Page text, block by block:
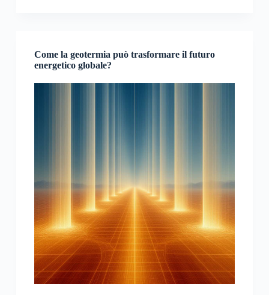
Come la geotermia può trasformare il futuro
energetico globale?